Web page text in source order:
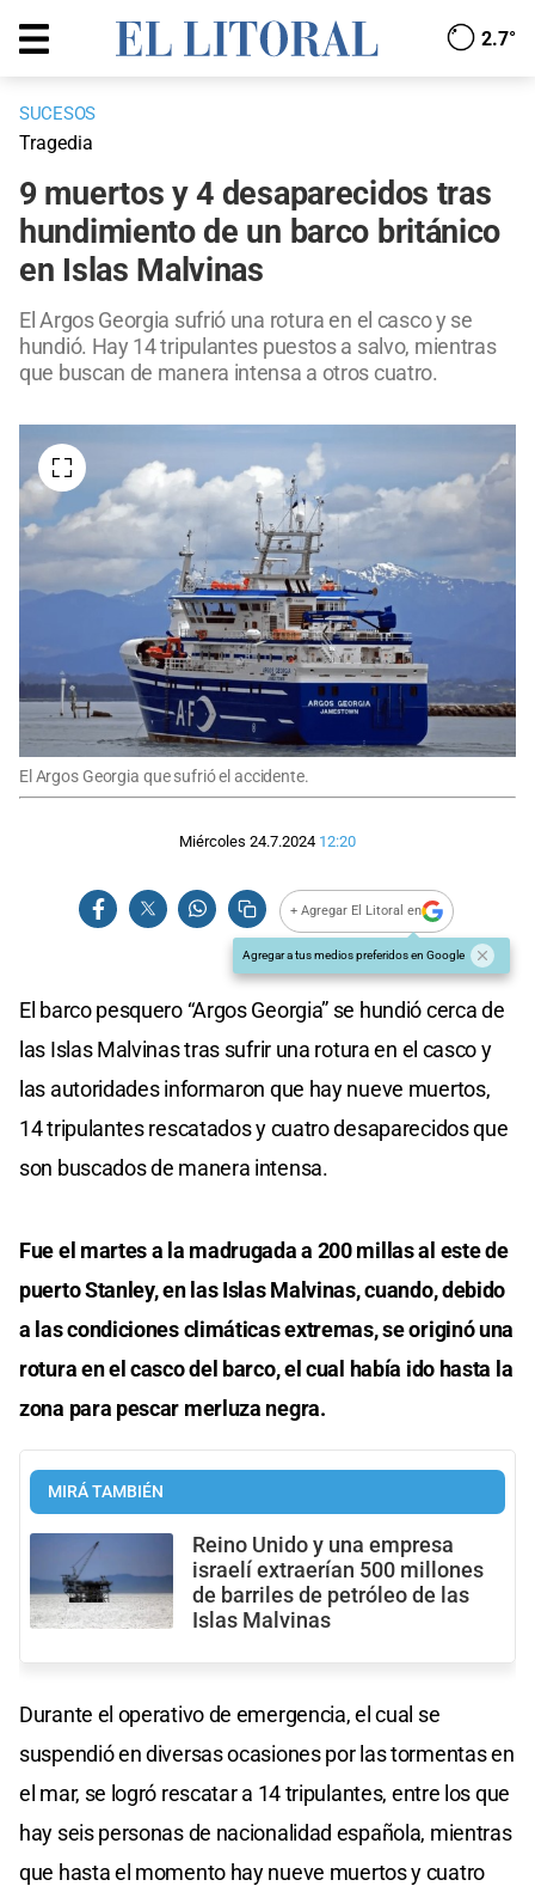
2.7°
SUCESOS
Tragedia
9 muertos y 4 desaparecidos tras
hundimiento de un barco británico
en Islas Malvinas
El Argos Georgia sufrió una rotura en el casco y se
hundió. Hay 14 tripulantes puestos a salvo, mientras
que buscan de manera intensa a otros cuatro.
El Argos Georgia que sufrió el accidente.
Miércoles 24.7.2024 12:20
+ Agregar El Litoral en
Agregar a tus medios preferidos en Google
El barco pesquero “Argos Georgia” se hundió cerca de
las Islas Malvinas tras sufrir una rotura en el casco y
las autoridades informaron que hay nueve muertos,
14 tripulantes rescatados y cuatro desaparecidos que
son buscados de manera intensa.
Fue el martes a la madrugada a 200 millas al este de
puerto Stanley, en las Islas Malvinas, cuando, debido
a las condiciones climáticas extremas, se originó una
rotura en el casco del barco, el cual había ido hasta la
zona para pescar merluza negra.
MIRÁ TAMBIÉN
Reino Unido y una empresa
israelí extraerían 500 millones
de barriles de petróleo de las
Islas Malvinas
Durante el operativo de emergencia, el cual se
suspendió en diversas ocasiones por las tormentas en
el mar, se logró rescatar a 14 tripulantes, entre los que
hay seis personas de nacionalidad española, mientras
que hasta el momento hay nueve muertos y cuatro